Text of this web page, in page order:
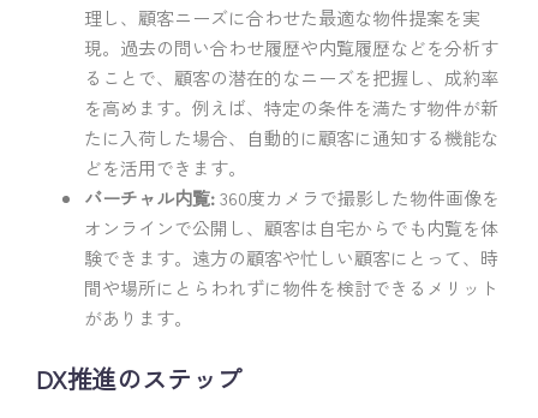
理し、顧客ニーズに合わせた最適な物件提案を実
現。過去の問い合わせ履歴や内覧履歴などを分析す
ることで、顧客の潜在的なニーズを把握し、成約率
を高めます。例えば、特定の条件を満たす物件が新
たに入荷した場合、自動的に顧客に通知する機能な
どを活用できます。
バーチャル内覧:360度カメラで撮影した物件画像を
オンラインで公開し、顧客は自宅からでも内覧を体
験できます。遠方の顧客や忙しい顧客にとって、時
間や場所にとらわれずに物件を検討できるメリット
があります。
DX推進のステップ